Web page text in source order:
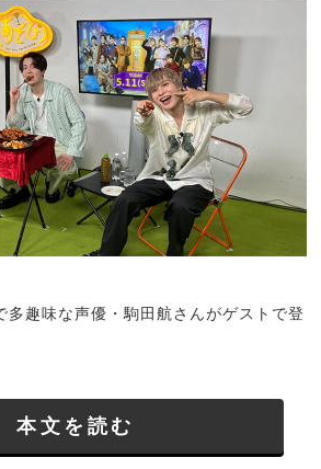
趣味な声優・駒田航さんがゲストで登
本文を読む